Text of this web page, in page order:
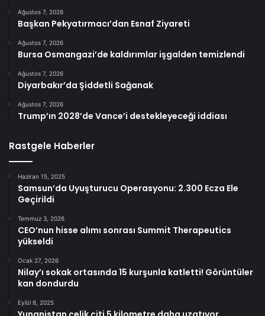
Ağustos 7, 2026
Başkan Pekyatırmacı’dan Esnaf Ziyareti
Ağustos 7, 2026
Bursa Osmangazi’de kaldırımlar işgalden temizlendi
Ağustos 7, 2026
Diyarbakır’da Şiddetli Sağanak
Ağustos 7, 2026
Trump’ın 2028’de Vance’i destekleyeceği iddiası
Rastgele Haberler
Haziran 15, 2025
Samsun’da Uyuşturucu Operasyonu: 2.300 Ecza Ele
Geçirildi
Temmuz 3, 2026
CEO’nun hisse alımı sonrası Summit Therapeutics
yükseldi
Ocak 27, 2026
Nilay’ı sokak ortasında 15 kurşunla katletti! Görüntüler
kan dondurdu
Eylül 8, 2025